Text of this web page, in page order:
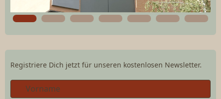
Registriere Dich jetzt für unseren kostenlosen Newsletter.